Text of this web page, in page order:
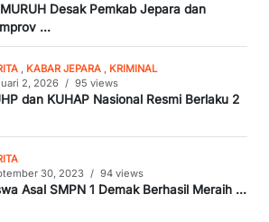
Desak Pemkab Jepara dan
...
KABAR JEPARA
KRIMINAL
2, 2026 / 95 views
dan KUHAP Nasional Resmi Berlaku 2
30, 2023 / 94 views
Asal SMPN 1 Demak Berhasil Meraih ...